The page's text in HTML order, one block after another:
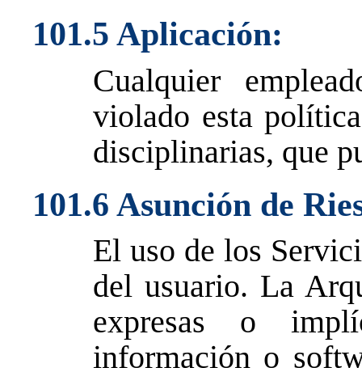
101.5 Aplicación:
Cualquier
violado esta
disciplinarias, que
101.6 Asunción de
El uso de los
del usuario. La
expresas o
información o